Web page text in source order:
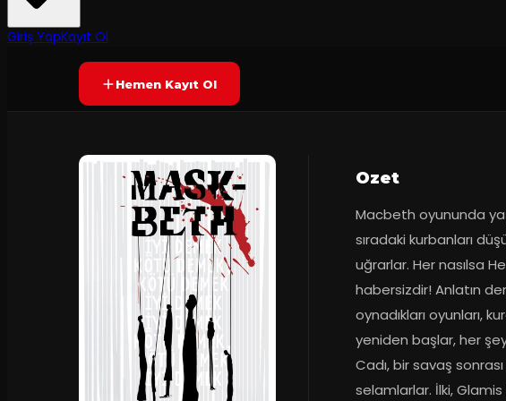
Giriş YapKayıt OlYAKINDA
Hemen Kayıt Ol
Ozet
Macbeth oyununda
sıradaki kurbanları
uğrarlar. Her nasılsa
habersizdir! Anlatın
oynadıkları oyunları,
yeniden başlar, her
Cadı, bir savaş
selamlarlar. İlki,